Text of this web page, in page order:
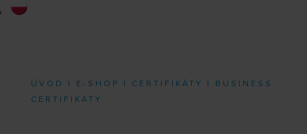
ÚVOD | E-SHOP | CERTIFIKÁTY
| BUSINESS
CERTIFIKÁTY